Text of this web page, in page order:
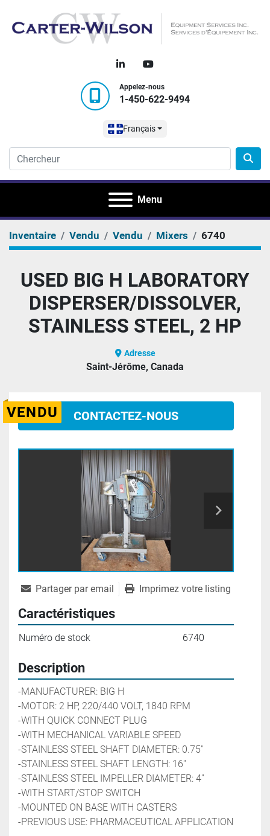
linkedinyoutube
Appelez-nous
1-450-622-9494
Français
Menu
Inventaire Vendu Vendu Mixers 6740
USED BIG H LABORATORY
DISPERSER/DISSOLVER,
STAINLESS STEEL, 2 HP
Adresse
Saint-Jérôme, Canada
VENDU CONTACTEZ-NOUS
Partager par email Imprimez votre listing
Caractéristiques
Numéro de stock 6740
Description
-MANUFACTURER: BIG H
-MOTOR: 2 HP, 220/440 VOLT, 1840 RPM
-WITH QUICK CONNECT PLUG
-WITH MECHANICAL VARIABLE SPEED
-STAINLESS STEEL SHAFT DIAMETER: 0.75''
-STAINLESS STEEL SHAFT LENGTH: 16''
-STAINLESS STEEL IMPELLER DIAMETER: 4''
-WITH START/STOP SWITCH
-MOUNTED ON BASE WITH CASTERS
-PREVIOUS USE: PHARMACEUTICAL APPLICATION